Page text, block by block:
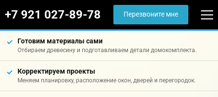
+7 921 027-89-78 Перезвоните мне
Готовим материалы сами
Отбираем древесину и подготавливаем детали домокомплекта.
Корректируем проекты
Меняем планировку, расположение окон, дверей и перегородок.